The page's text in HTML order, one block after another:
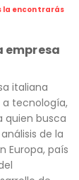
la encontrarás
empresa
italiana
tecnología,
quien busca
de la
Europa, país